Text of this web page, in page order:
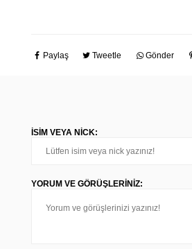
Paylaş Tweetle Gönder
İSIM VEYA NICK:
YORUM VE GÖRÜŞLERINIZ: